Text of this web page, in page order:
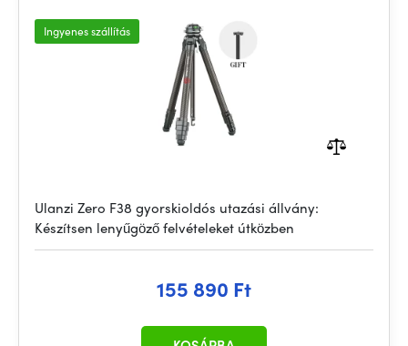
Ingyenes szállítás
Ulanzi Zero F38 gyorskioldós utazási állvány:
Készítsen lenyűgöző felvételeket útközben
155 890 Ft